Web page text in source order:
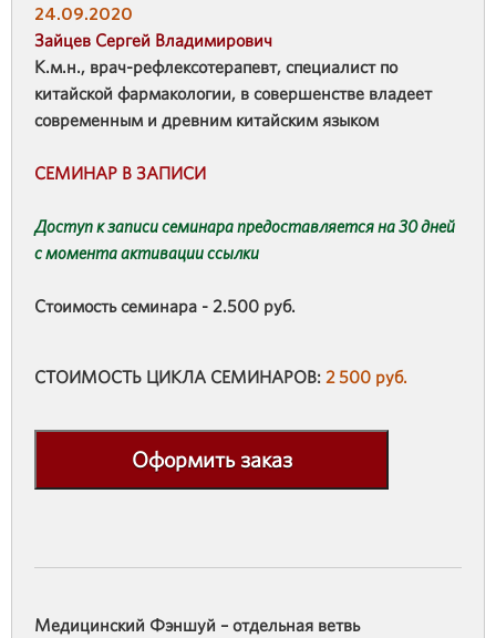
24.09.2020
Зайцев Сергей Владимирович
К.м.н., врач-рефлексотерапевт, специалист по
китайской фармакологии, в совершенстве владеет
современным и древним китайским языком
СЕМИНАР В ЗАПИСИ
Доступ к записи семинара предоставляется на 30 дней
с момента активации ссылки
Стоимость семинара - 2.500 руб.
СТОИМОСТЬ ЦИКЛА СЕМИНАРОВ: 2 500 руб.
Оформить заказ
Медицинский Фэншуй – отдельная ветвь